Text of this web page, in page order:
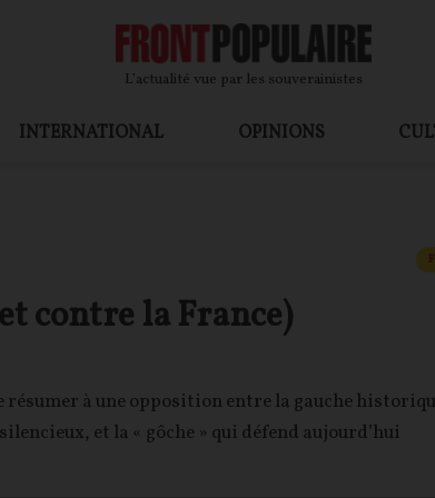
L’actualité vue par les souverainistes
INTERNATIONAL OPINIONS
F
contre la France)
à une opposition entre la gauche
et la « gôche » qui défend aujourd’hui